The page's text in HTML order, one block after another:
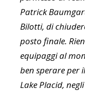
Patrick
Bilotti, di
posto finale.
equipaggi al
ben sperare per
Lake Placid,